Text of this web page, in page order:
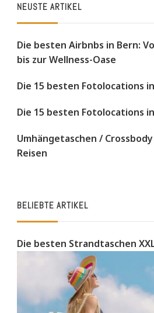
NEUSTE ARTIKEL
Die besten Airbnbs in Bern:
bis zur Wellness-Oase
Die 15 besten Fotolocations
Die 15 besten Fotolocations
Umhängetaschen /
Reisen
BELIEBTE ARTIKEL
Die besten Strandtaschen